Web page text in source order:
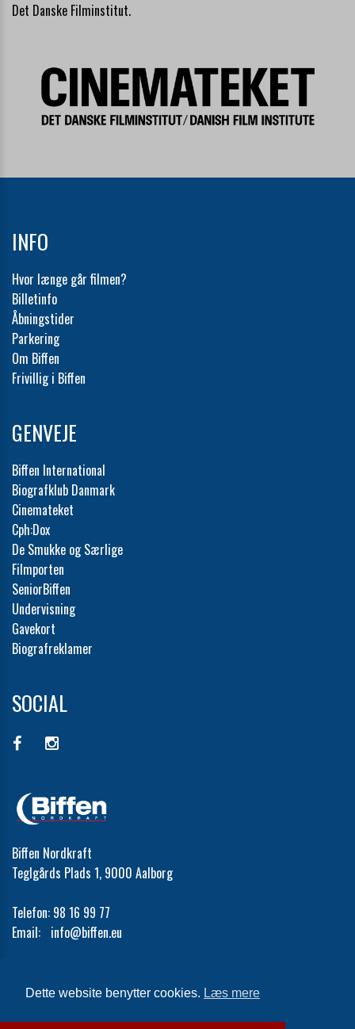
Dette website benytter cookies. Læs mere
Det Danske Filminstitut.
INFO
Hvor længe går filmen?
Billetinfo
Åbningstider
Parkering
Om Biffen
Frivillig i Biffen
GENVEJE
Biffen International
Biografklub Danmark
Cinemateket
Cph:Dox
De Smukke og Særlige
Filmporten
SeniorBiffen
Undervisning
Gavekort
Biografreklamer
SOCIAL
Biffen Nordkraft
Teglgårds Plads 1, 9000 Aalborg
Telefon: 98 16 99 77
Email: info@biffen.eu